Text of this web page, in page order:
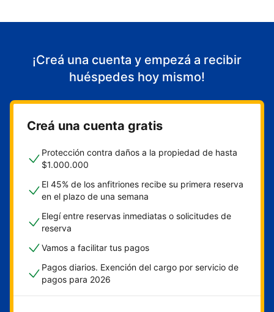
¡Creá una cuenta y empezá a recibir
huéspedes hoy mismo!
Creá una cuenta gratis
Protección contra daños a la propiedad de hasta
$1.000.000
El 45% de los anfitriones recibe su primera reserva
en el plazo de una semana
Elegí entre reservas inmediatas o solicitudes de
reserva
Vamos a facilitar tus pagos
Pagos diarios. Exención del cargo por servicio de
pagos para 2026